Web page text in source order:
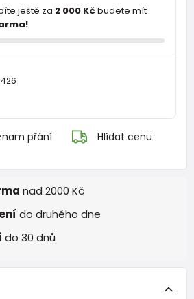
ještě za 2 000 Kčbudete mít
přání Hlídat cenu
nad 2000 Kč
do druhého dne
do 30 dnů